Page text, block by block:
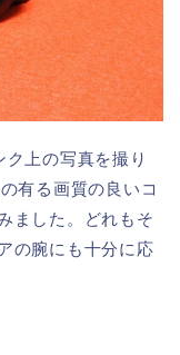
上の写真を撮り
有る画質の良いコ
ました。どれもそ
の腕にも十分に応